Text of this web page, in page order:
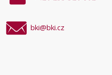
bki@bki.cz